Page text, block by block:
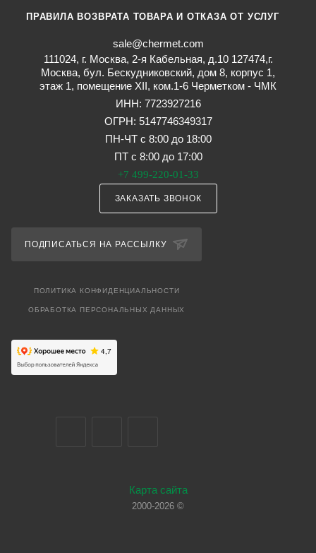
ПРАВИЛА ВОЗВРАТА ТОВАРА И ОТКАЗА ОТ УСЛУГ
sale@chermet.com
111024, г. Москва, 2-я Кабельная, д.10 127474,г.
Москва, бул. Бескудниковский, дом 8, корпус 1,
этаж 1, помещение XII, ком.1-6 Черметком - ЧМК
ИНН: 7723927216
ОГРН: 5147746349317
ПН-ЧТ с 8:00 до 18:00
ПТ с 8:00 до 17:00
+7 499-220-01-33
ЗАКАЗАТЬ ЗВОНОК
ПОДПИСАТЬСЯ НА РАССЫЛКУ
ПОЛИТИКА КОНФИДЕНЦИАЛЬНОСТИ
ОБРАБОТКА ПЕРСОНАЛЬНЫХ ДАННЫХ
Карта сайта
2000-2026 ©